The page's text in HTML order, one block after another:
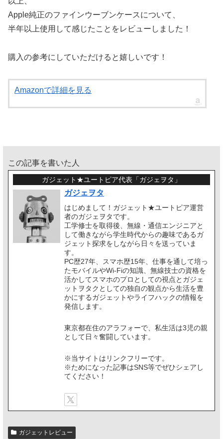
Apple純正のファインウーブンケースについて、
半年以上使用して感じたことをレビューしました！
購入の参考にしていただけると嬉しいです！
Amazonで詳細を見る
この記事を書いた人
ガジェット★ユートピア代表「ガジェヲタ」
ガジェヲタ
はじめまして！ガジェット★ユートピア運営
者のガジェヲタです。
工学修士を取得後、無線・通信エンジニアと
して働きながら学生時代からの趣味であるガ
ジェット探求をしながら日々を送っていま
す。
PC歴27年、スマホ歴15年、仕事を通して培っ
たモバイルやWi-Fiの知識、無線技士の資格を
活かしてスマホのプロとしての視点とガジェ
ットヲタクとしての独自の観点から生活を豊
かにするガジェットやライフハックの情報を
発信します。
東京都在住のアラフォーで、私生活は3児の親
として日々奮闘しています。
※当サイトはリンクフリーです。
※ためになった記事はSNS等でぜひシェアし
てください！
ガジェットレビュー